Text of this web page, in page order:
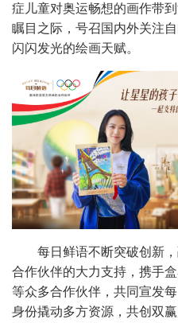
症儿童对奥运畅想的画作带
瞩目之际，号召国内外关注
闪闪发光的绘画天赋。
每日鲜语不断突破创新
合作伙伴的大力支持，携手
等众多合作伙伴，共同宣发
身份撬动多方资源，共创双